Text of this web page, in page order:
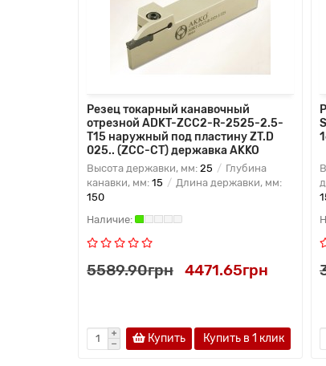
Резец токарный канавочный
отрезной ADKT-ZCC2-R-2525-2.5-
T15 наружный под пластину ZT.D
025.. (ZCC-CT) державка AKKO
Высота державки, мм: 25
Глубина
канавки, мм: 15
Длина державки, мм:
150
5589.90грн 4471.65грн
Купить Купить в 1 клик